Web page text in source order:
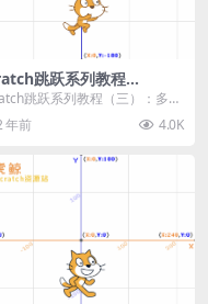
跳跃系列教程
）：多段跳跃
跳跃系列教程（三）：多段
作者：小虎鲸Scratch资源站
年前 4.0K